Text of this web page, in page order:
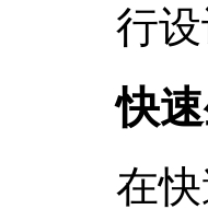
行
快
在